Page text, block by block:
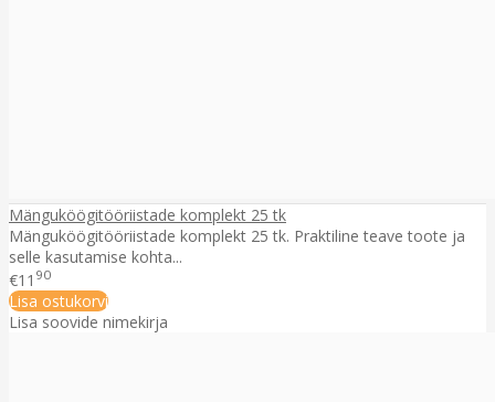
Mänguköögitööriistade komplekt 25 tk
Mänguköögitööriistade komplekt 25 tk. Praktiline teave toote ja
selle kasutamise kohta...
€11 90
Lisa ostukorvi
Lisa soovide nimekirja